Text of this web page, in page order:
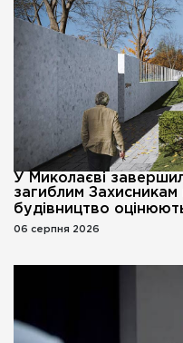
У Миколаєві
загиблим
будівництво
06 серпня 2026